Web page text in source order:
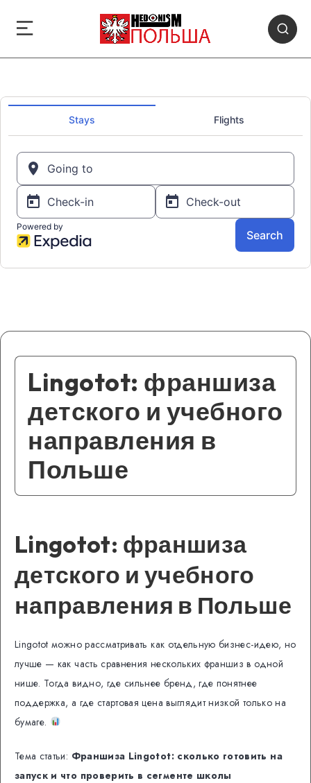
Lingotot: франшиза
детского и учебного
направления в
Польше
Lingotot: франшиза
детского и учебного
направления в Польше
Lingotot можно рассматривать как отдельную бизнес-идею, но
лучше — как часть сравнения нескольких франшиз в одной
нише. Тогда видно, где сильнее бренд, где понятнее
поддержка, а где стартовая цена выглядит низкой только на
бумаге.
Тема статьи: Франшиза Lingotot: сколько готовить на
запуск и что проверить в сегменте школы